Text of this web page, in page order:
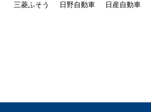
三菱ふそう 日野自動車 日産自動車